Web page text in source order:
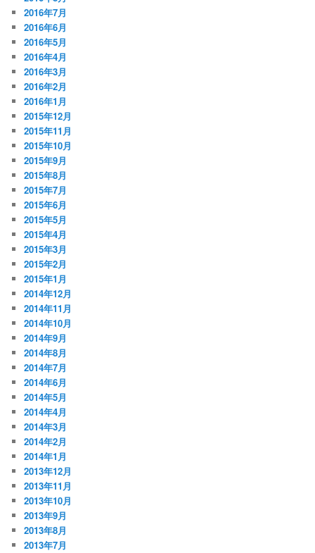
2016年7月
2016年6月
2016年5月
2016年4月
2016年3月
2016年2月
2016年1月
2015年12月
2015年11月
2015年10月
2015年9月
2015年8月
2015年7月
2015年6月
2015年5月
2015年4月
2015年3月
2015年2月
2015年1月
2014年12月
2014年11月
2014年10月
2014年9月
2014年8月
2014年7月
2014年6月
2014年5月
2014年4月
2014年3月
2014年2月
2014年1月
2013年12月
2013年11月
2013年10月
2013年9月
2013年8月
2013年7月